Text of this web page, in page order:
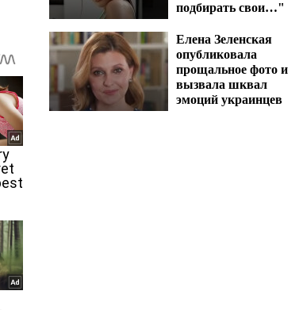
подбирать свои…"
Елена Зеленская
опубликовала
прощальное фото и
вызвала шквал
эмоций украинцев